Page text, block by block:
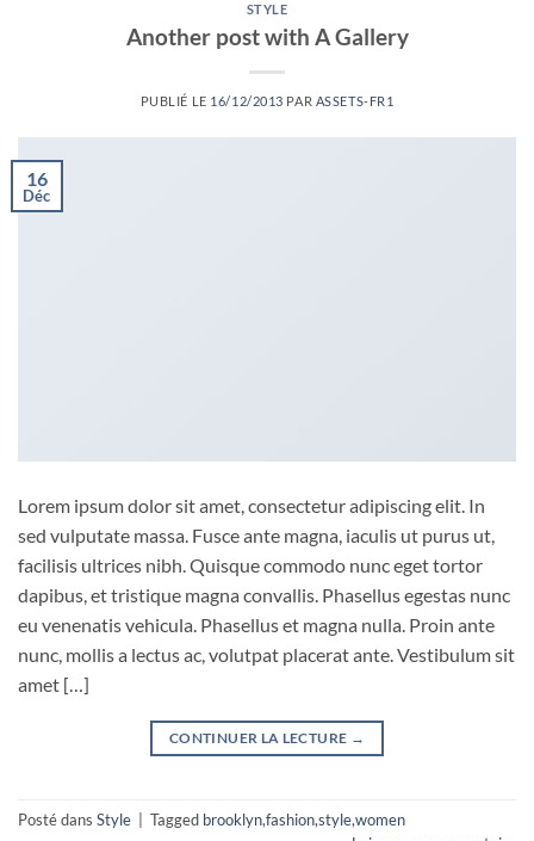
STYLE
Another post with A Gallery
PUBLIÉ LE 16/12/2013 PAR ASSETS-FR1
16
Déc
Lorem ipsum dolor sit amet, consectetur adipiscing elit. In
sed vulputate massa. Fusce ante magna, iaculis ut purus ut,
facilisis ultrices nibh. Quisque commodo nunc eget tortor
dapibus, et tristique magna convallis. Phasellus egestas nunc
eu venenatis vehicula. Phasellus et magna nulla. Proin ante
nunc, mollis a lectus ac, volutpat placerat ante. Vestibulum sit
amet […]
CONTINUER LA LECTURE →
Posté dans Style Tagged brooklyn,fashion,style,women